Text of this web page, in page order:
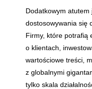
Dodatkowym
dostosowywania się
Firmy, które potrafią
o klientach,
wartościowe treści,
z globalnymi
tylko skala